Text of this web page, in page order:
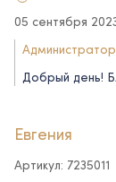
05 сентября
Администратор
Добрый день!
Евгения
Артикул: 7235011